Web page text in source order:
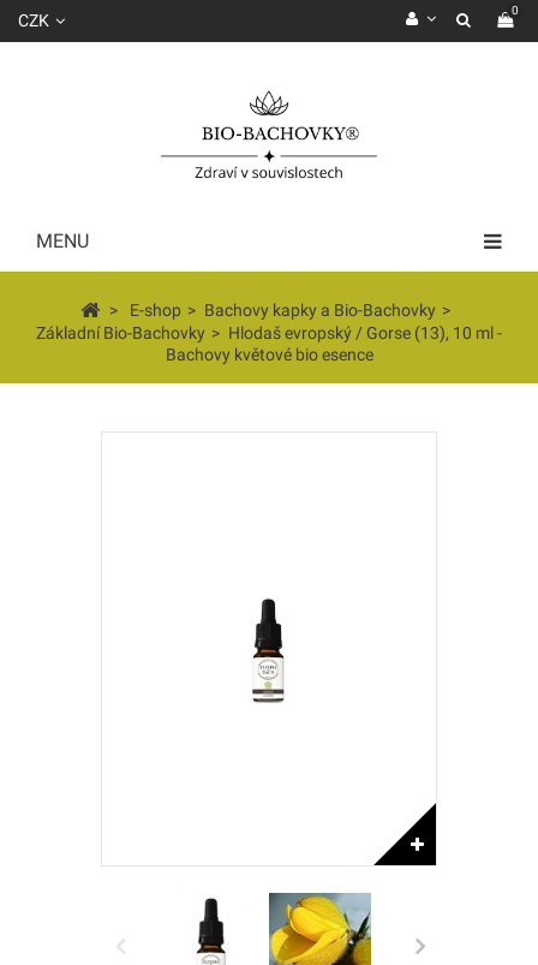
0
CZK
MENU
> E-shop > Bachovy kapky a Bio-Bachovky >
Základní Bio-Bachovky > Hlodaš evropský / Gorse (13), 10 ml -
Bachovy květové bio esence